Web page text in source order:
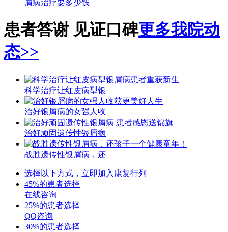
屑病治疗要多少钱
患者答谢 见证口碑更多我院动
态>>
科学治疗让红皮病型银
治好银屑病的女强人收
治好顽固遗传性银屑病
战胜遗传性银屑病，还
选择以下方式，立即加入康复行列
45%的患者选择
在线咨询
25%的患者选择
QQ咨询
30%的患者选择